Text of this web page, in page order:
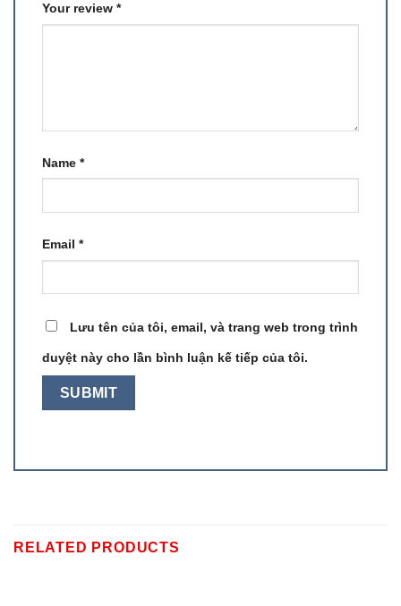
Your review *
Name *
Email *
Lưu tên của tôi, email, và trang web trong trình
duyệt này cho lần bình luận kế tiếp của tôi.
RELATED PRODUCTS